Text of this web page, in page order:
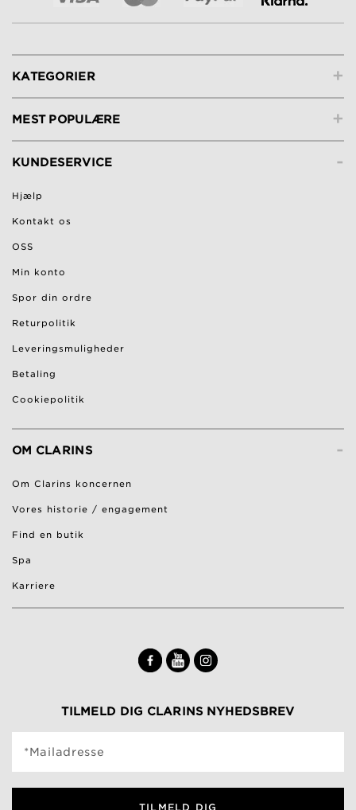
+
KATEGORIER
+
MEST POPULÆRE
-
KUNDESERVICE
Hjælp
Kontakt os
OSS
Min konto
Spor din ordre
Returpolitik
Leveringsmuligheder
Betaling
Cookiepolitik
-
OM CLARINS
Om Clarins koncernen
Vores historie / engagement
Find en butik
Spa
Karriere
TILMELD DIG CLARINS NYHEDSBREV
*Mailadresse
TILMELD DIG